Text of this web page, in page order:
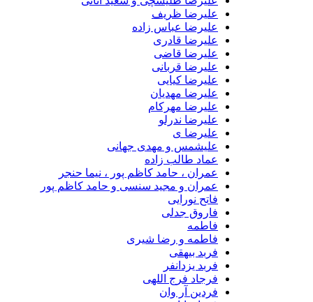
علیرضا ظریف
علیرضا عباس زاده
علیرضا قادری
علیرضا قاضی
علیرضا قربانی
علیرضا کیایی
علیرضا مهدیان
علیرضا مهرکام
علیرضا ندرلو
علیرضا ی
علیشمس و مهدی جهانی
عماد طالب زاده
عمران ، حامد کاظم پور ، نیما حنجر
عمران و مجید سنسی و حامد کاظم پور
فاتح نورایی
فاروق جدلی
فاطمه
فاطمه و رضا شیری
فربد بیهقی
فربد یزدانفر
فرجاد فرج اللهی
فردین آر وان